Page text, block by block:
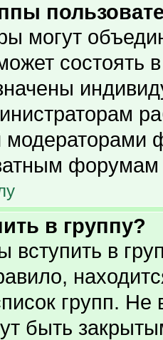
могут
состоять
форумам
в группу?
вступить в
групп. Не
быть